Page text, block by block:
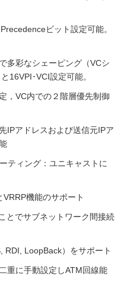
日本語
ビット設定可能。
多彩なシェーピング（VCシ
16VPI･VCI設定可能。
，VC内での２階層優先制御
IPアドレスおよび送信元IPア
ティング：ユニキャストに
機能のサポート
とでサブネットワーク間接続
RDI, LoopBack）をサポート
重に手動設定しATM回線能